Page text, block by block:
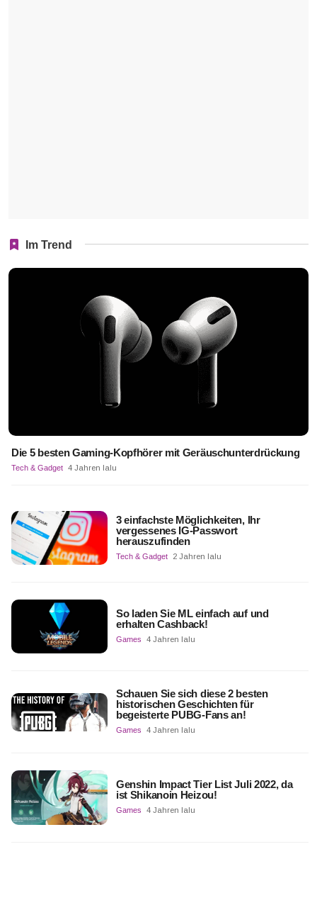
Im Trend
Die 5 besten Gaming-Kopfhörer mit Geräuschunterdrückung
Tech & Gadget 4 Jahren lalu
3 einfachste Möglichkeiten, Ihr
vergessenes IG-Passwort
herauszufinden
Tech & Gadget 2 Jahren lalu
So laden Sie ML einfach auf und
erhalten Cashback!
Games 4 Jahren lalu
Schauen Sie sich diese 2 besten
historischen Geschichten für
begeisterte PUBG-Fans an!
Games 4 Jahren lalu
Genshin Impact Tier List Juli 2022, da
ist Shikanoin Heizou!
Games 4 Jahren lalu